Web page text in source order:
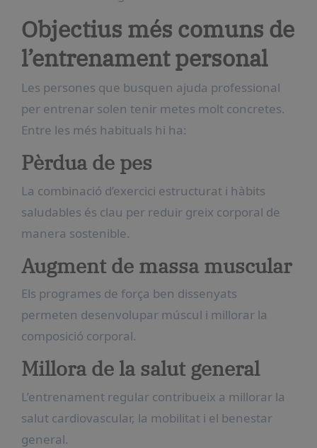
Objectius més comuns de
l’entrenament personal
Les persones que busquen ajuda professional
per entrenar solen tenir metes molt concretes.
Entre les més habituals hi ha:
Pèrdua de pes
La combinació d’exercici estructurat i hàbits
saludables és clau per reduir greix corporal de
manera sostenible.
Augment de massa muscular
Els programes de força ben dissenyats
permeten desenvolupar múscul i millorar la
composició corporal.
Millora de la salut general
L’entrenament regular contribueix a millorar la
salut cardiovascular, la mobilitat i el benestar
general.